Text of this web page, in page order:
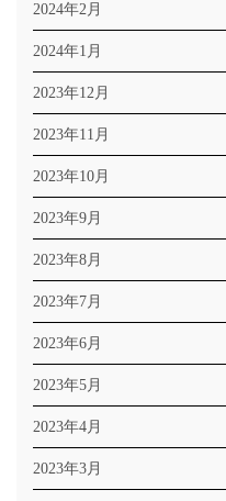
2024年2月
2024年1月
2023年12月
2023年11月
2023年10月
2023年9月
2023年8月
2023年7月
2023年6月
2023年5月
2023年4月
2023年3月